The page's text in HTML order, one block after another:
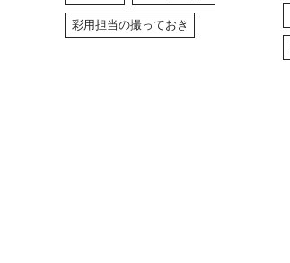
彩用担当の撮っておき